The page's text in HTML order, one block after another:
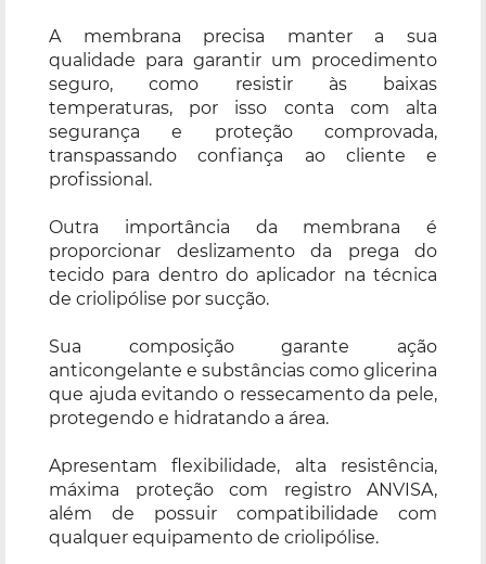
A membrana precisa manter a sua
qualidade para garantir um procedimento
seguro, como resistir às baixas
temperaturas, por isso conta com alta
segurança e proteção comprovada,
transpassando confiança ao cliente e
profissional.
Outra importância da membrana é
proporcionar deslizamento da prega do
tecido para dentro do aplicador na técnica
de criolipólise por sucção.
Sua composição garante ação
anticongelante e substâncias como glicerina
que ajuda evitando o ressecamento da pele,
protegendo e hidratando a área.
Apresentam flexibilidade, alta resistência,
máxima proteção com registro ANVISA,
além de possuir compatibilidade com
qualquer equipamento de criolipólise.